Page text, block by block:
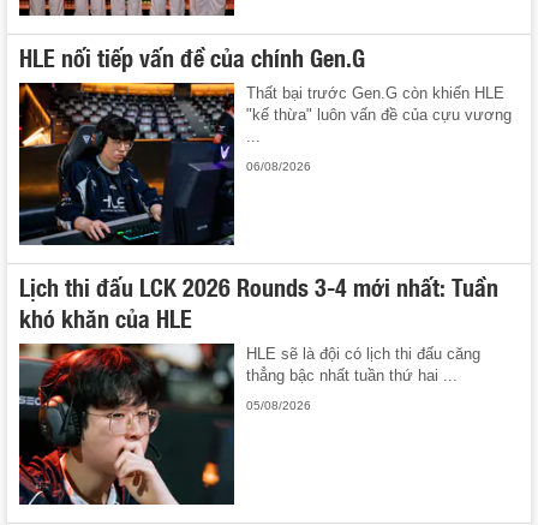
HLE nối tiếp vấn đề của chính Gen.G
Thất bại trước Gen.G còn khiến HLE
"kế thừa" luôn vấn đề của cựu vương
...
06/08/2026
Lịch thi đấu LCK 2026 Rounds 3-4 mới nhất: Tuần
khó khăn của HLE
HLE sẽ là đội có lịch thi đấu căng
thẳng bậc nhất tuần thứ hai ...
05/08/2026